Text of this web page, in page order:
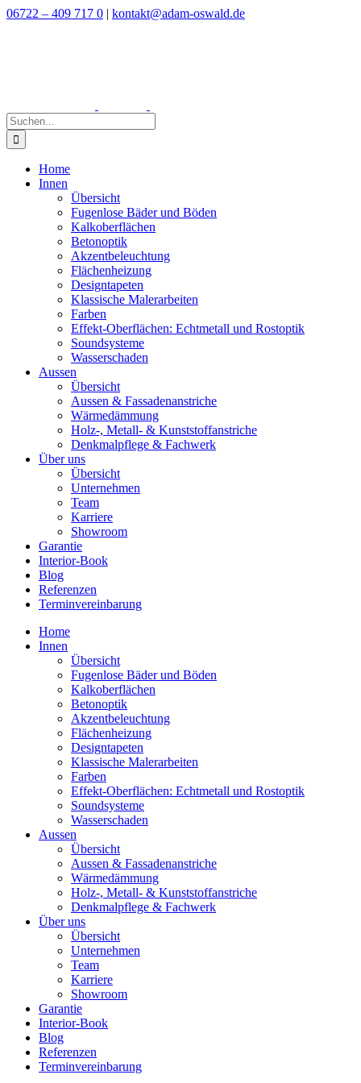
Zum
06722 – 409 717 0 | kontakt@adam-oswald.de
Suche
nach:
Home
Innen
Übersicht
Fugenlose Bäder und Böden
Kalkoberflächen
Betonoptik
Akzentbeleuchtung
Flächenheizung
Designtapeten
Klassische Malerarbeiten
Farben
Effekt-Oberflächen: Echtmetall und Rostoptik
Soundsysteme
Wasserschaden
Aussen
Übersicht
Aussen & Fassadenanstriche
Wärmedämmung
Holz-, Metall- & Kunststoffanstriche
Denkmalpflege & Fachwerk
Über uns
Übersicht
Unternehmen
Team
Karriere
Showroom
Garantie
Interior-Book
Blog
Referenzen
Terminvereinbarung
Home
Innen
Übersicht
Fugenlose Bäder und Böden
Kalkoberflächen
Betonoptik
Akzentbeleuchtung
Flächenheizung
Designtapeten
Klassische Malerarbeiten
Farben
Effekt-Oberflächen: Echtmetall und Rostoptik
Soundsysteme
Wasserschaden
Aussen
Übersicht
Aussen & Fassadenanstriche
Wärmedämmung
Holz-, Metall- & Kunststoffanstriche
Denkmalpflege & Fachwerk
Über uns
Übersicht
Unternehmen
Team
Karriere
Showroom
Garantie
Interior-Book
Blog
Referenzen
Terminvereinbarung